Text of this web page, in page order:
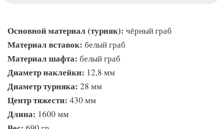
Основной материал (турняк): чёрный граб
Материал вставок: белый граб
Материал шафта: белый граб
Диаметр наклейки: 12,8 мм
Диаметр турняка: 28 мм
Центр тяжести: 430 мм
Длина: 1600 мм